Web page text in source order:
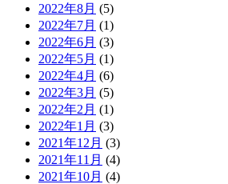
2022年8月 (5)
2022年7月 (1)
2022年6月 (3)
2022年5月 (1)
2022年4月 (6)
2022年3月 (5)
2022年2月 (1)
2022年1月 (3)
2021年12月 (3)
2021年11月 (4)
2021年10月 (4)